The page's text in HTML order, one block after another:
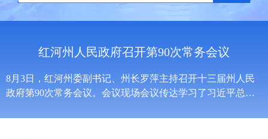
红河州人民政府召开第90次常务会议
8月3日，红河州委副书记、州长罗萍主持召开十三届州人民
政府第90次常务会议。会议现场会议传达学习了习近平总书